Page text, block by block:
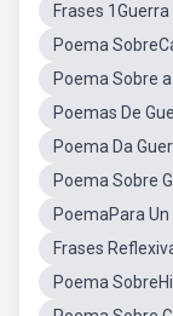
Frases 1Guerra
Poema
Poema Sobre
Poemas De
Poema Da
Poema Sobre
PoemaPara
Frases
Poema